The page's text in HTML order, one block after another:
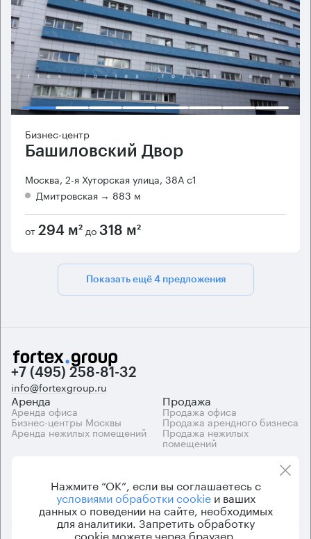
Бизнес-центр
Башиловский Двор
Москва, 2-я Хуторская улица, 38А с1
Дмитровская → 883 м
от 294 м² до 318 м²
Показать ещё 4 предложения
+7 (495) 258-81-32
info@fortexgroup.ru
Аренда
Аренда офиса
Бизнес-центры Москвы
Аренда нежилых помещений
Продажа
Продажа офиса
Продажа арендного бизнеса
Продажа нежилых
помещений
Каталог бизнес-центров О компании
Вакансии
Контакты
Нажмите “ОК”, если вы соглашаетесь с
условиями обработки cookieи ваших
данных о поведении на сайте, необходимых
для аналитики. Запретить обработку
cookie можете через браузер.